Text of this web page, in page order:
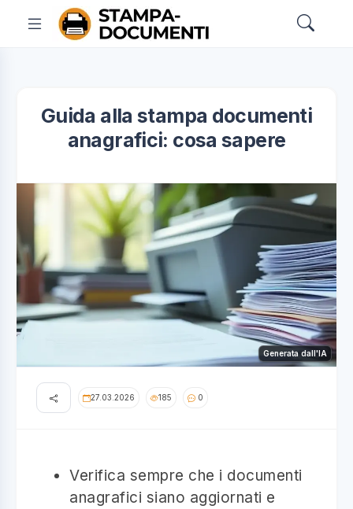
Guida alla stampa documenti
anagrafici: cosa sapere
Generata dall'IA
27.03.2026 185 0
Verifica sempre che i documenti
anagrafici siano aggiornati e